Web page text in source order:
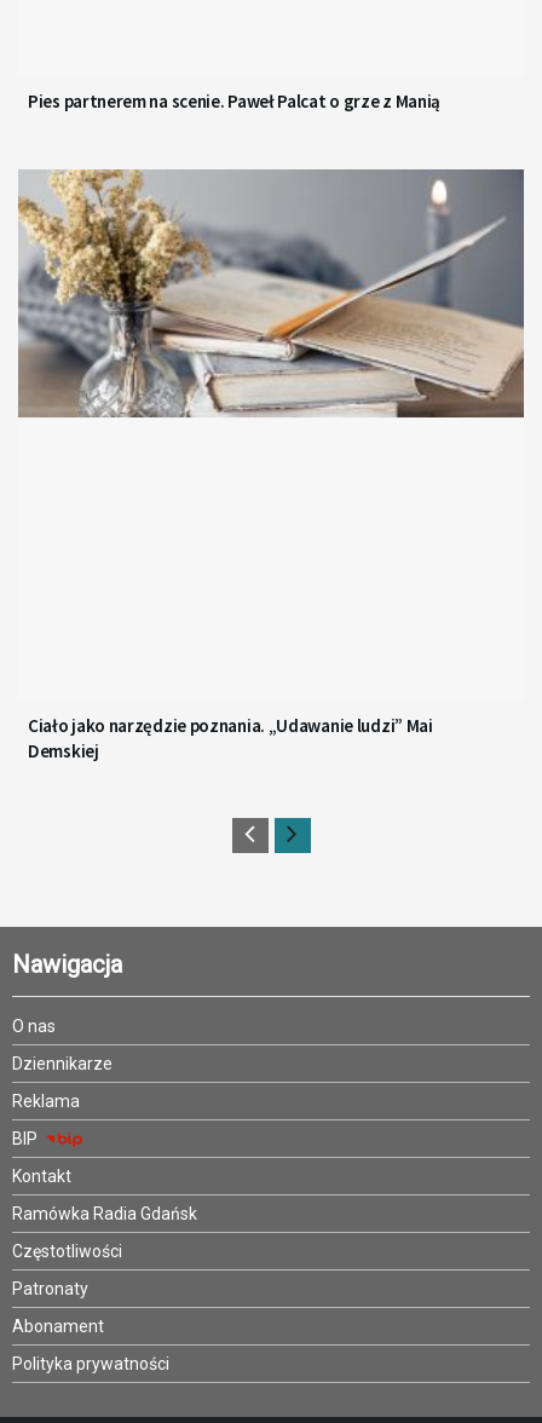
Pies partnerem na scenie. Paweł Palcat o grze z Manią
Ciało jako narzędzie poznania. „Udawanie ludzi” Mai
Demskiej
Nawigacja
O nas
Dziennikarze
Reklama
BIP
Kontakt
Ramówka Radia Gdańsk
Częstotliwości
Patronaty
Abonament
Polityka prywatności